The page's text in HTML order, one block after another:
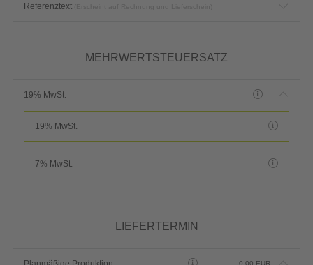
Referenztext
MEHRWERTSTEUERSATZ
19% MwSt.
19% MwSt.
7% MwSt.
LIEFERTERMIN
0,00 EUR